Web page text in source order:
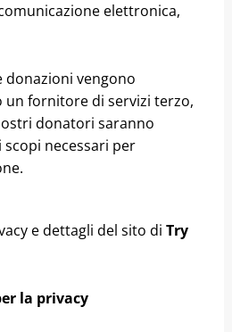
elettronica,
donazioni vengono
fornitore di servizi terzo,
donatori saranno
necessari per
e dettagli del sito di Try
la privacy